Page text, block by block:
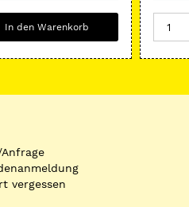
In den Warenkorb
vergessen